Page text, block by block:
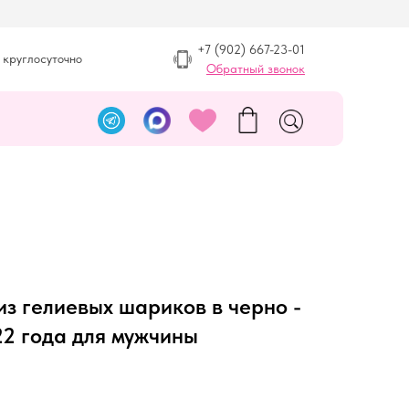
+7 (902) 667-23-01
Обратный звонок
гелиевых шариков в черно -
года для мужчины